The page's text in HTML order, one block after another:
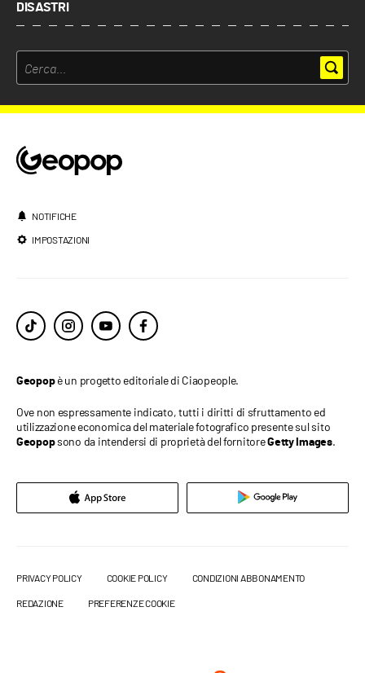
DISASTRI
NOTIFICHE
IMPOSTAZIONI
Geopopè un progetto editoriale di Ciaopeople.
Ove non espressamente indicato, tutti i diritti di sfruttamento ed
utilizzazione economica del materiale fotografico presente sul sito
Geopopsono da intendersi di proprietà del fornitoreGetty Images.
PRIVACY POLICY COOKIE POLICY CONDIZIONI ABBONAMENTO
REDAZIONE PREFERENZE COOKIE